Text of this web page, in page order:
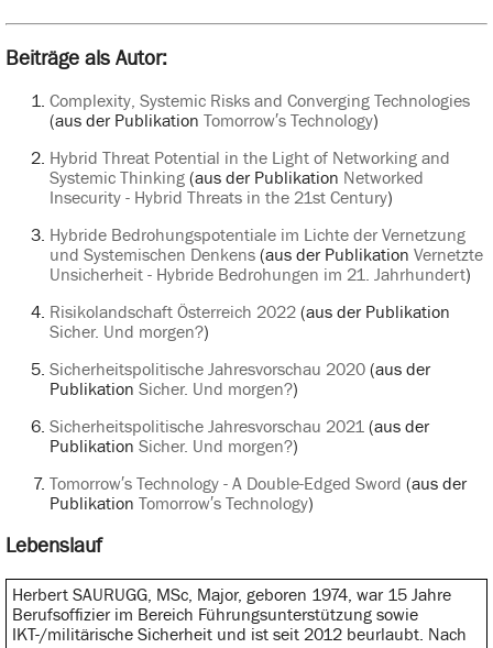
Beiträge als Autor:
Complexity, Systemic Risks and Converging Technologies
(aus der Publikation Tomorrow′s Technology)
Hybrid Threat Potential in the Light of Networking and
Systemic Thinking(aus der Publikation Networked
Insecurity - Hybrid Threats in the 21st Century)
Hybride Bedrohungspotentiale im Lichte der Vernetzung
und Systemischen Denkens(aus der Publikation Vernetzte
Unsicherheit - Hybride Bedrohungen im 21. Jahrhundert)
Risikolandschaft Österreich 2022(aus der Publikation
Sicher. Und morgen?)
Sicherheitspolitische Jahresvorschau 2020(aus der
Publikation Sicher. Und morgen?)
Sicherheitspolitische Jahresvorschau 2021 (aus der
Publikation Sicher. Und morgen?)
Tomorrow′s Technology - A Double-Edged Sword (aus der
Publikation Tomorrow′s Technology)
Lebenslauf
Herbert SAURUGG, MSc, Major, geboren 1974, war 15 Jahre
Berufsoffizier im Bereich Führungsunterstützung sowie
IKT-/militärische Sicherheit und ist seit 2012 beurlaubt. Nach